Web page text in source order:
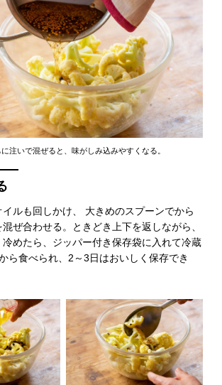
注いで混ぜると、味がしみ込みやすくなる。
ルも回しかけ、 大きめのスプーンでから
ぜ合わせる。ときどき上下を返しながら、
めたら、ジッパー付き保存袋に入れて冷蔵
ら食べられ、2～3日はおいしく保存でき